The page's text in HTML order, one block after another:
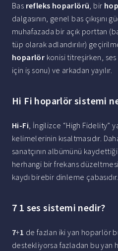
Bas refleks hoparlörü, bir
dalgasının, genel bas çıkışını
muhafazada bir açık porttan
tüp olarak adlandırılır)
hoparlör konisi titreşirken,
için iş sonu) ve arkadan yayılır.
Hi Fi hoparlör sistemi
Hi-Fi, İngilizce “High Fidelity”
kelimelerinin kısaltmasıdır.
sanatçının albümünü
herhangi bir frekans
kaydı birebir dinleme çabasıdır.
7 1 ses sistemi nedir?
7+1 de fazlan iki yan hoparlör
destekliyorsa fazladan bu